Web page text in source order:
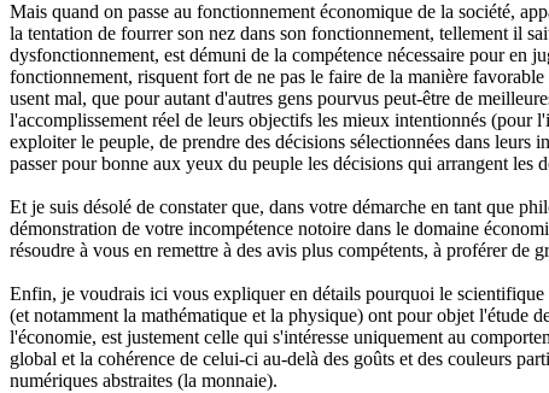
Mais quand on passe au fonctionnement économique de la société,
la tentation de fourrer son nez dans son fonctionnement, tellement il
dysfonctionnement, est démuni de la compétence nécessaire pour en
fonctionnement, risquent fort de ne pas le faire de la manière
usent mal, que pour autant d'autres gens pourvus peut-être de
l'accomplissement réel de leurs objectifs les mieux intentionnés
exploiter le peuple, de prendre des décisions sélectionnées dans
passer pour bonne aux yeux du peuple les décisions qui arrangent les
Et je suis désolé de constater que, dans votre démarche en tant que
démonstration de votre incompétence notoire dans le domaine
résoudre à vous en remettre à des avis plus compétents, à proférer de
Enfin, je voudrais ici vous expliquer en détails pourquoi le
(et notamment la mathématique et la physique) ont pour objet l'étude
l'économie, est justement celle qui s'intéresse uniquement au
global et la cohérence de celui-ci au-delà des goûts et des couleurs
numériques abstraites (la monnaie).